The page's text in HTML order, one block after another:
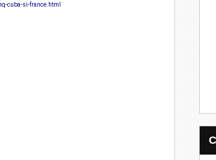
cuba-si-france.html